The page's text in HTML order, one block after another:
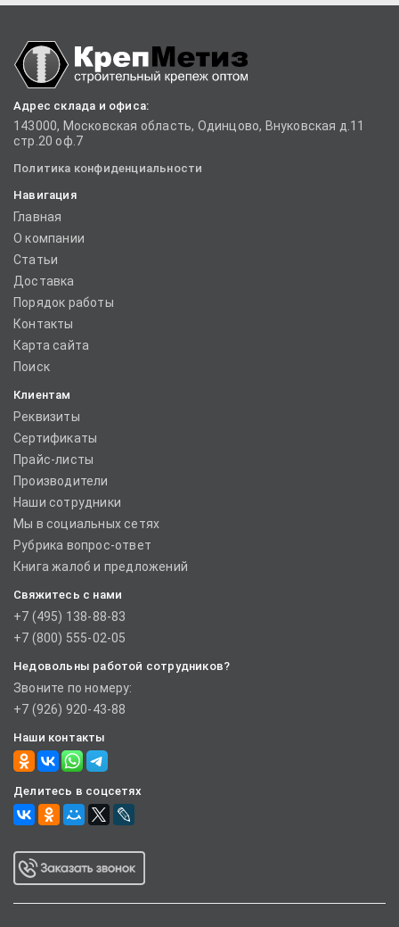
Адрес склада и офиса:
143000, Московская область, Одинцово, Внуковская д.11
стр.20 оф.7
Политика конфиденциальности
Навигация
Главная
О компании
Статьи
Доставка
Порядок работы
Контакты
Карта сайта
Поиск
Клиентам
Реквизиты
Сертификаты
Прайс-листы
Производители
Наши сотрудники
Мы в социальных сетях
Рубрика вопрос-ответ
Книга жалоб и предложений
Свяжитесь с нами
+7 (495) 138-88-83
+7 (800) 555-02-05
Недовольны работой сотрудников?
Звоните по номеру:
+7 (926) 920-43-88
Наши контакты
Делитесь в соцсетях